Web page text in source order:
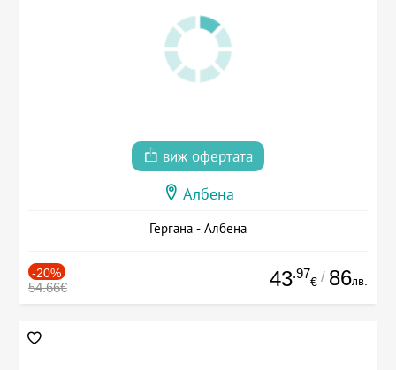
виж офертата
Албена
Гергана - Албена
-20%
54.66€ 43.97
€ / 86лв.